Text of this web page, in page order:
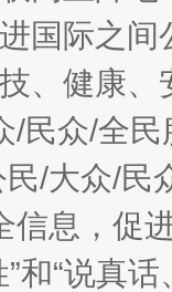
国际之
、健康
/民众/全
/大众/民
信息，促
和“说真